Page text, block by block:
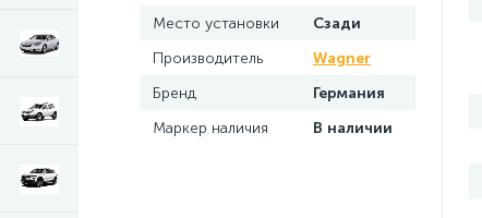
Место установки
Сзади
Производитель
Wagner
Бренд
Германия
Маркер наличия
В наличии